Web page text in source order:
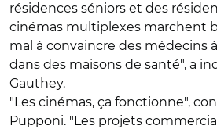
résidences séniors et des
cinémas multiplexes marchent
mal à convaincre des médecins
dans des maisons de santé", a
Gauthey.
"Les cinémas, ça fonctionne",
Pupponi. "Les projets